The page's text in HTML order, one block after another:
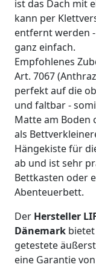
ist das Dach mit
kann per
entfernt werden
ganz einfach.
Empfohlenes
Art. 7067
perfekt auf die
und faltbar -
Matte am Boden
als
Hängekiste für
ab und ist sehr
Bettkasten oder
Abenteuerbett.
Der Hersteller
Dänemark
getestete
eine Garantie